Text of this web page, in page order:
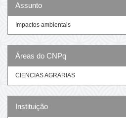
Assunto
Impactos ambientais
Áreas do CNPq
CIENCIAS AGRARIAS
Instituição